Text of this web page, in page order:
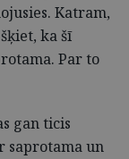
Katram,
ka šī
Par to
gan ticis
saprotama un